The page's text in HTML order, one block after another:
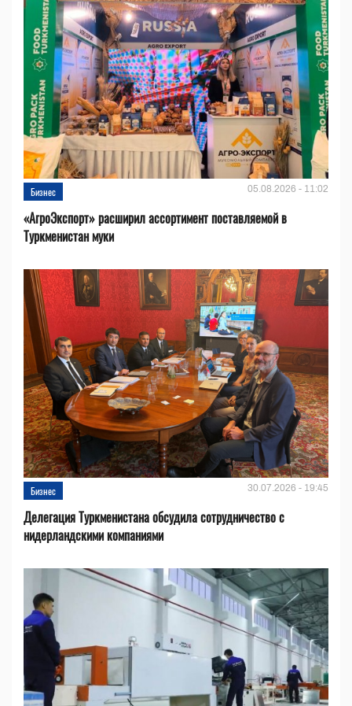
Бизнес 05.08.2026 - 11:02
«АгроЭкспорт» расширил ассортимент поставляемой в
Туркменистан муки
Бизнес 30.07.2026 - 19:45
Делегация Туркменистана обсудила сотрудничество с
нидерландскими компаниями